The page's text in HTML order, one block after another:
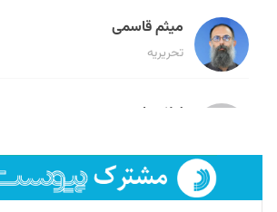
میثم قاسمی
تحریریه
لیلا حنارود
فائزه فتحی رستمی